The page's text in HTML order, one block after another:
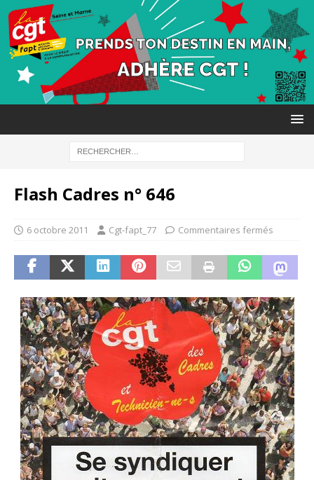
Flash Cadres n° 646
6 octobre 2011 Cgt-fapt_77 Commentaires fermés